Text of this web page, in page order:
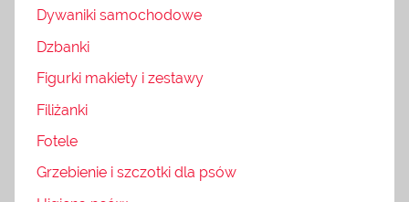
Dywaniki samochodowe
Dzbanki
Figurki makiety i zestawy
Filiżanki
Fotele
Grzebienie i szczotki dla psów